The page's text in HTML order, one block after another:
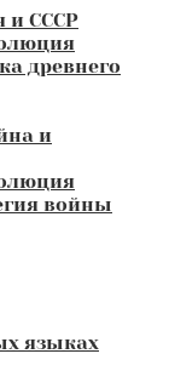
и СССР
древнего
и
войны
языках